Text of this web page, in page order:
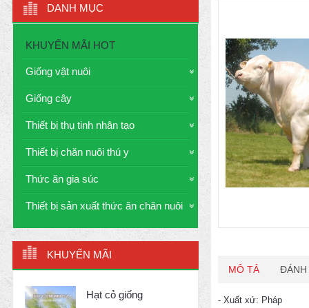
DANH MỤC
KHUYẾN MÃI HOT
Giống vật nuôi
Giống cây
Thiết bị thụ tinh nhân tạo
Thiết bị chăn nuôi thú y
Thức ăn gia súc
Thiết bị sản xuất thức ăn chăn nuôi
KHUYẾN MÃI
Hạt cỏ giống
MÔ TẢ ĐÁNH
- Xuất xứ: Pháp